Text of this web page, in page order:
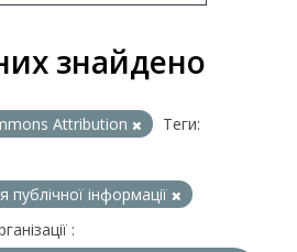
знайдено
Attribution
Теги:
інформації
: